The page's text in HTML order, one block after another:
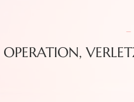
OPERATION,